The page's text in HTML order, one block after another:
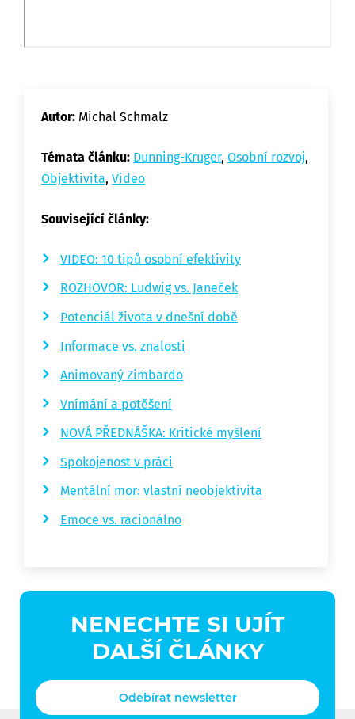
Autor: Michal Schmalz
Témata článku: Dunning-Kruger, Osobní rozvoj,
Objektivita, Video
Související články:
VIDEO: 10 tipů osobní efektivity
ROZHOVOR: Ludwig vs. Janeček
Potenciál života v dnešní době
Informace vs. znalosti
Animovaný Zimbardo
Vnímání a potěšení
NOVÁ PŘEDNÁŠKA: Kritické myšlení
Spokojenost v práci
Mentální mor: vlastní neobjektivita
Emoce vs. racionálno
NENECHTE SI UJÍT
DALŠÍ ČLÁNKY
Odebírat newsletter